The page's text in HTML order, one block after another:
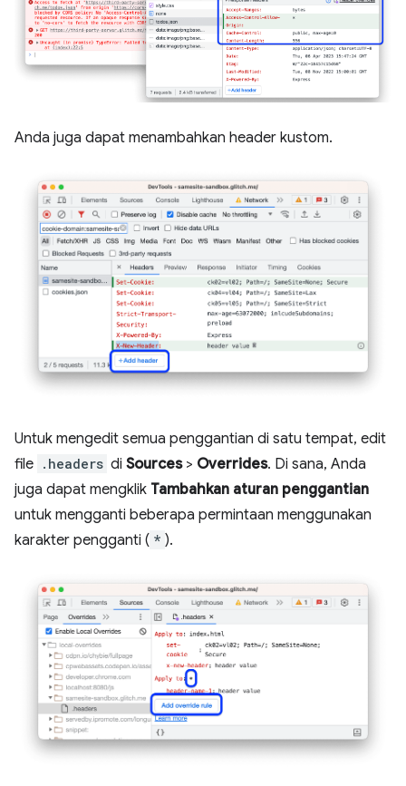
Anda juga dapat menambahkan header kustom.
Untuk mengedit semua penggantian di satu tempat, edit
file .headers di Sources> Overrides. Di sana, Anda
juga dapat mengklik Tambahkan aturan penggantian
untuk mengganti beberapa permintaan menggunakan
karakter pengganti ( * ).